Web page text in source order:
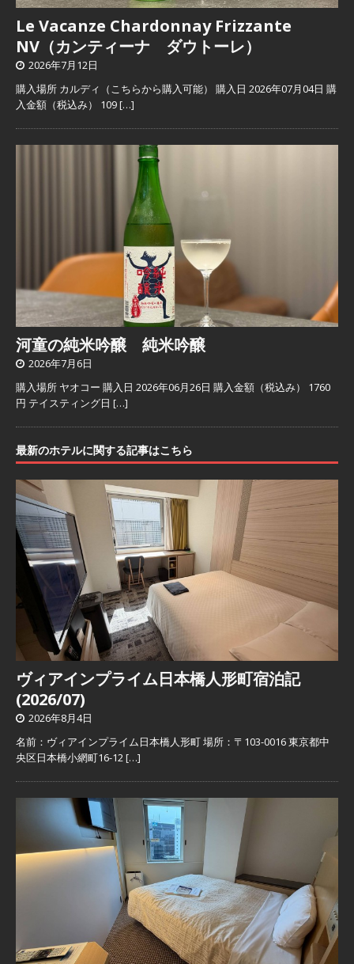
Le Vacanze Chardonnay Frizzante
NV（カンティーナ ダウトーレ）
2026年7月12日
購入場所 カルディ（こちらから購入可能） 購入日 2026年07月04日 購
入金額（税込み） 109[…]
河童の純米吟醸 純米吟醸
2026年7月6日
購入場所 ヤオコー 購入日 2026年06月26日 購入金額（税込み） 1760
円 テイスティング日 […]
最新のホテルに関する記事はこちら
ヴィアインプライム日本橋人形町宿泊記
(2026/07)
2026年8月4日
名前：ヴィアインプライム日本橋人形町 場所：〒103-0016 東京都中
央区日本橋小網町16-12[…]